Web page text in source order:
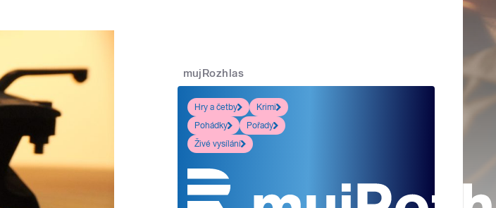
mujRozhlas
Hry a četby
Krimi
Pohádky
Pořady
Živé vysílání